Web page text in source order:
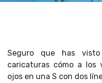
Seguro que has
caricaturas cómo a los
ojos en una S con dos